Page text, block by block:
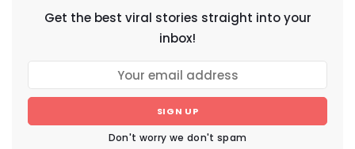
Get the best viral stories straight into your
inbox!
SIGN UP
Don't worry we don't spam